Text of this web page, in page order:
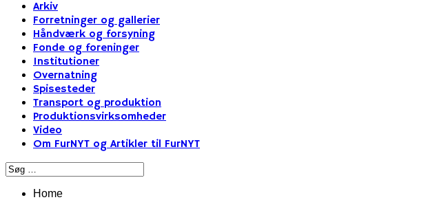
Arkiv
Forretninger og gallerier
Håndværk og forsyning
Fonde og foreninger
Institutioner
Overnatning
Spisesteder
Transport og produktion
Produktionsvirksomheder
Video
Om FurNYT og Artikler til FurNYT
Home